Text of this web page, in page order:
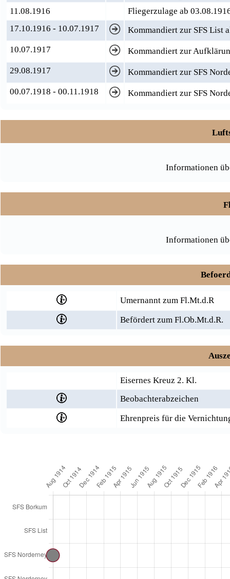
11.08.1916
Fliegerzulage ab
17.10.1916 - 10.07.1917
Kommandiert zur SFS List
10.07.1917
Kommandiert zur
29.08.1917
Kommandiert zur SFS
00.07.1918 - 00.11.1918
Kommandiert zur SFS
Informationen
Informationen
Umernannt zum Fl.Mt.d.R
Befördert zum Fl.Ob.Mt.d.R.
Eisernes Kreuz 2. Kl.
Beobachterabzeichen
Ehrenpreis für die